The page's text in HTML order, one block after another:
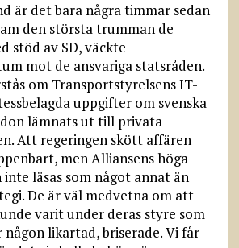
är det bara några timmar sedan
den största trumman de
stöd av SD, väckte
mot de ansvariga statsråden.
om Transportstyrelsens IT-
uppgifter om svenska
lämnats ut till privata
Att regeringen skött affären
men Alliansens höga
inte läsas som något annat än
De är väl medvetna om att
varit under deras styre som
någon likartad, briserade. Vi får